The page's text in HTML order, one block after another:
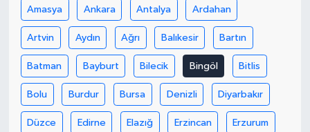
Amasya Ankara Antalya Ardahan
Artvin Aydın Ağrı Balıkesir Bartın
Batman Bayburt Bilecik Bingöl Bitlis
Bolu Burdur Bursa Denizli Diyarbakır
Düzce Edirne Elazığ Erzincan Erzurum